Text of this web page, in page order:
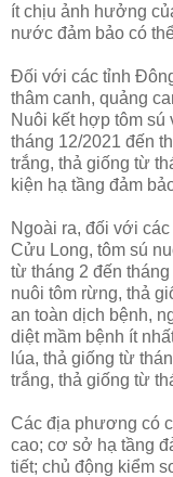
ít chịu ảnh hưởng
nước đảm bảo có
Đối với các tỉnh
thâm canh, quảng
Nuôi kết hợp tôm
tháng 12/2021 đến
trắng, thả giống từ
kiện hạ tầng đảm
Ngoài ra, đối với
Cửu Long, tôm sú
từ tháng 2 đến
nuôi tôm rừng, thả
an toàn dịch bệnh,
diệt mầm bệnh ít
lúa, thả giống từ
trắng, thả giống từ
Các địa phương có
cao; cơ sở hạ tầng
tiết; chủ động kiểm